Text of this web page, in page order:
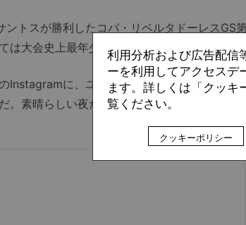
トスが勝利したコパ・リベルタドーレスGS
は大会史上最年少となる17歳2カ月6日でゴー
Instagramに、ユーモアを交えて「ごめんね、
。素晴らしい夜だよ！」と投稿したことは、
利用分析および広告配信
ーを利用してアクセスデ
ます。詳しくは「クッキ
覧ください。
クッキーポリシー